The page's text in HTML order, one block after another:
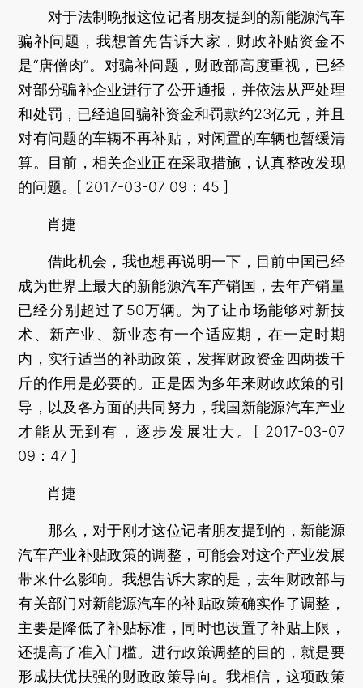
对于法制晚报这位记者朋友提到的新能源汽车
骗补问题，我想首先告诉大家，财政补贴资金不
是“唐僧肉”。对骗补问题，财政部高度重视，已经
对部分骗补企业进行了公开通报，并依法从严处理
和处罚，已经追回骗补资金和罚款约23亿元，并且
对有问题的车辆不再补贴，对闲置的车辆也暂缓清
算。目前，相关企业正在采取措施，认真整改发现
的问题。[ 2017-03-07 09：45 ]
肖捷
借此机会，我也想再说明一下，目前中国已经
成为世界上最大的新能源汽车产销国，去年产销量
已经分别超过了50万辆。为了让市场能够对新技
术、新产业、新业态有一个适应期，在一定时期
内，实行适当的补助政策，发挥财政资金四两拨千
斤的作用是必要的。正是因为多年来财政政策的引
导，以及各方面的共同努力，我国新能源汽车产业
才能从无到有，逐步发展壮大。[ 2017-03-07
09：47 ]
肖捷
那么，对于刚才这位记者朋友提到的，新能源
汽车产业补贴政策的调整，可能会对这个产业发展
带来什么影响。我想告诉大家的是，去年财政部与
有关部门对新能源汽车的补贴政策确实作了调整，
主要是降低了补贴标准，同时也设置了补贴上限，
还提高了准入门槛。进行政策调整的目的，就是要
形成扶优扶强的财政政策导向。我相信，这项政策